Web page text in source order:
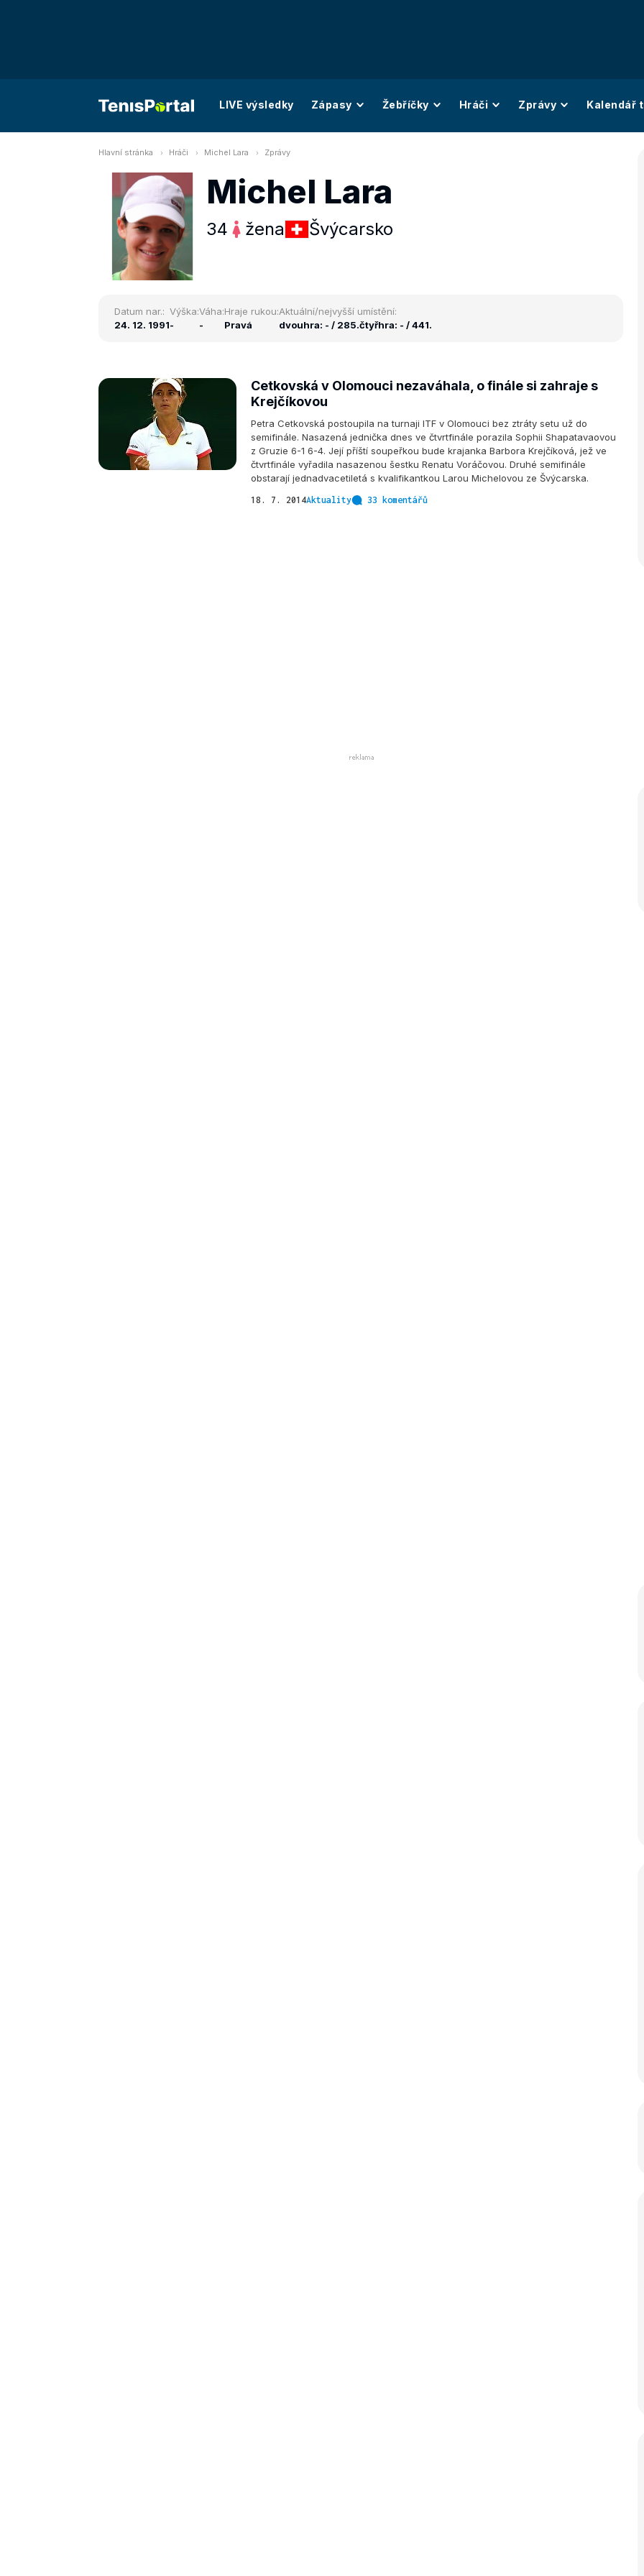
LIVE výsledky Zápasy Žebříčky Hráči Zprávy Kalendář
Hlavní stránka Hráči Michel Lara Zprávy
Michel Lara
34 žena Švýcarsko
Datum nar.:
24. 12. 1991
Výška:
-
Váha:
-
Hraje rukou:
Pravá
Aktuální/nejvyšší umístění:
dvouhra: - / 285.čtyřhra: - / 441.
Cetkovská v Olomouci nezaváhala, o finále si zahraje s
Krejčíkovou
Petra Cetkovská postoupila na turnaji ITF v Olomouci bez ztráty setu už do
semifinále. Nasazená jednička dnes ve čtvrtfinále porazila Sophii Shapatavaovou
z Gruzie 6-1 6-4. Její příští soupeřkou bude krajanka Barbora Krejčíková, jež ve
čtvrtfinále vyřadila nasazenou šestku Renatu Voráčovou. Druhé semifinále
obstarají jednadvacetiletá s kvalifikantkou Larou Michelovou ze Švýcarska.
18. 7. 2014Aktuality 33 komentářů